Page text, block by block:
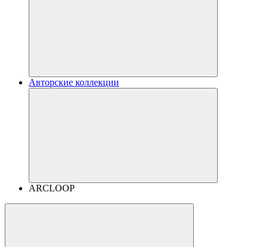
Авторские коллекции
ARCLOOP